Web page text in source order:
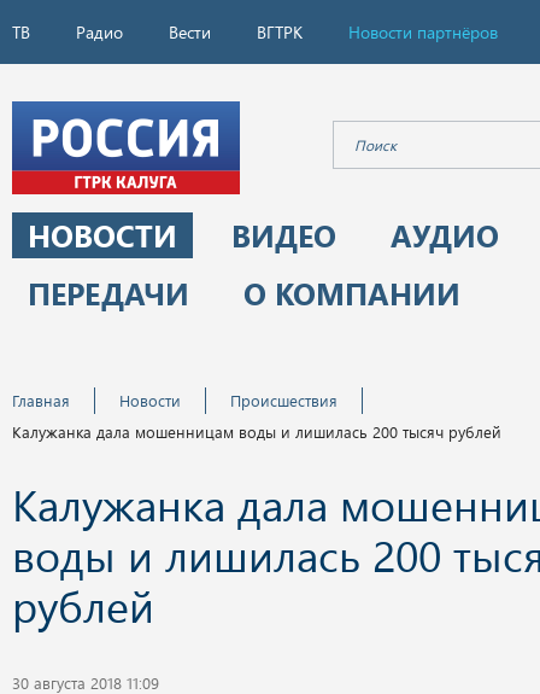
ТВ Радио Вести ВГТРК Новости партнёров
НОВОСТИ ВИДЕО
АУДИО
ПЕРЕДАЧИ
О КОМПАНИИ
Главная Новости
Происшествия
Калужанка дала мошенницам воды и лишилась 200 тысяч рублей
Калужанка дала
воды и лишилась 200
рублей
30 августа 2018 11:09